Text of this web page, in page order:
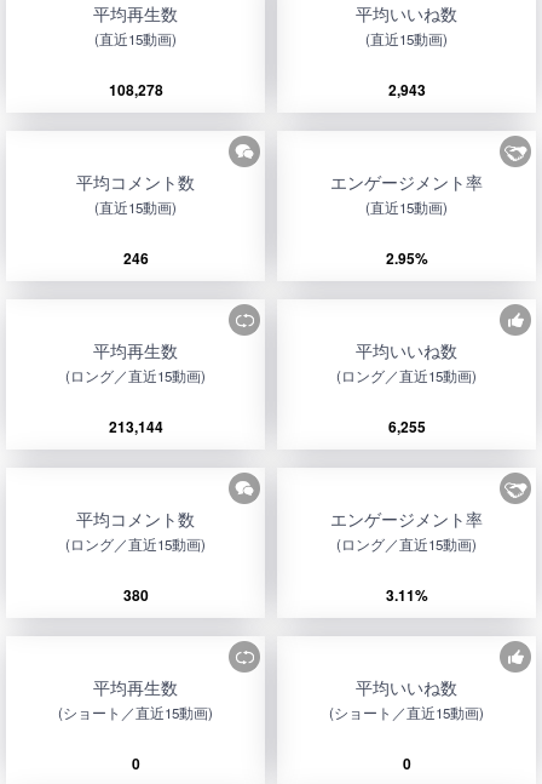
平均再生数
(直近15動画)
108,278
平均いいね数
(直近15動画)
2,943
平均コメント数
(直近15動画)
246
エンゲージメント率
(直近15動画)
2.95%
平均再生数
(ロング／直近15動画)
213,144
平均いいね数
(ロング／直近15動画)
6,255
平均コメント数
(ロング／直近15動画)
380
エンゲージメント率
(ロング／直近15動画)
3.11%
平均再生数
(ショート／直近15動画)
0
平均いいね数
(ショート／直近15動画)
0